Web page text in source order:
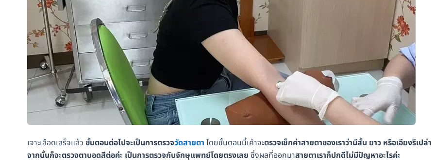
เจาะเลือดเสร็จแล้ว ขั้นตอนต่อไปจะเป็นการตรวจวัดสายตา โดยขั้นตอนนี้เค้าจะตรวจเช็กค่าสายตาของเราว่ามีสั้น ยาว หรือเอียงรึเปล่า
จากนั้นก็จะตรวจตาบอดสีต่อค่ะ เป็นการตรวจกับจักษุแพทย์โดยตรงเลย ซึ่งผลที่ออกมาสายตาเราก็ปกดีไม่มีปัญหาอะไรค่ะ